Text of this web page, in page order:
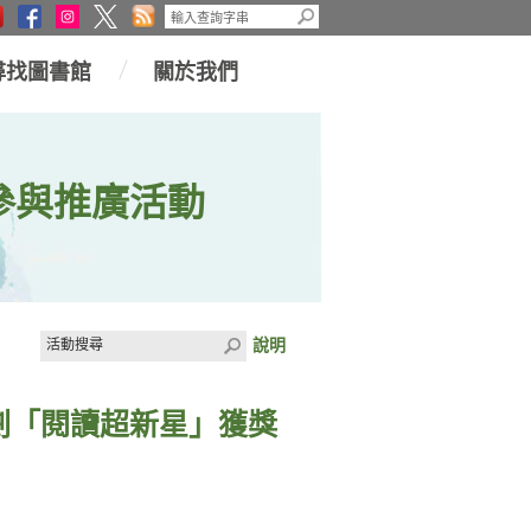
找圖書館 關於我們
與推廣活動
說明
閱讀超新星」獲獎